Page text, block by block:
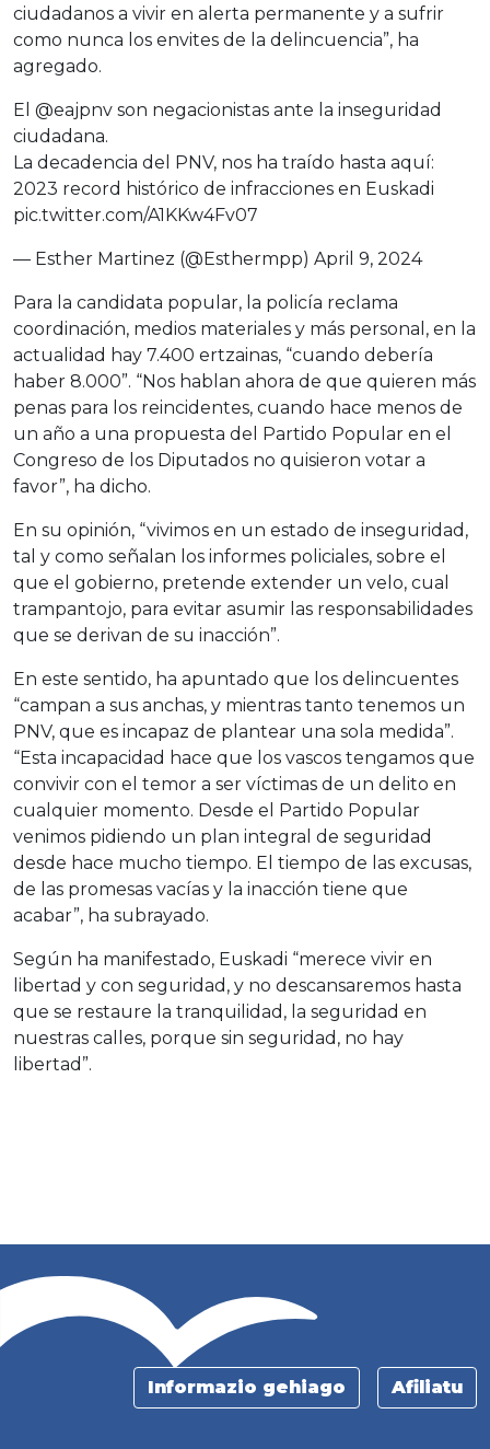
ciudadanos a vivir en alerta permanente y a sufrir
como nunca los envites de la delincuencia”, ha
agregado.
El @eajpnv son negacionistas ante la inseguridad
ciudadana.
La decadencia del PNV, nos ha traído hasta aquí:
2023 record histórico de infracciones en Euskadi
pic.twitter.com/A1KKw4Fv07
— Esther Martinez (@Esthermpp) April 9, 2024
Para la candidata popular, la policía reclama
coordinación, medios materiales y más personal, en la
actualidad hay 7.400 ertzainas, “cuando debería
haber 8.000”. “Nos hablan ahora de que quieren más
penas para los reincidentes, cuando hace menos de
un año a una propuesta del Partido Popular en el
Congreso de los Diputados no quisieron votar a
favor”, ha dicho.
En su opinión, “vivimos en un estado de inseguridad,
tal y como señalan los informes policiales, sobre el
que el gobierno, pretende extender un velo, cual
trampantojo, para evitar asumir las responsabilidades
que se derivan de su inacción”.
En este sentido, ha apuntado que los delincuentes
“campan a sus anchas, y mientras tanto tenemos un
PNV, que es incapaz de plantear una sola medida”.
“Esta incapacidad hace que los vascos tengamos que
convivir con el temor a ser víctimas de un delito en
cualquier momento. Desde el Partido Popular
venimos pidiendo un plan integral de seguridad
desde hace mucho tiempo. El tiempo de las excusas,
de las promesas vacías y la inacción tiene que
acabar”, ha subrayado.
Según ha manifestado, Euskadi “merece vivir en
libertad y con seguridad, y no descansaremos hasta
que se restaure la tranquilidad, la seguridad en
nuestras calles, porque sin seguridad, no hay
libertad”.
Informazio gehiago Afiliatu